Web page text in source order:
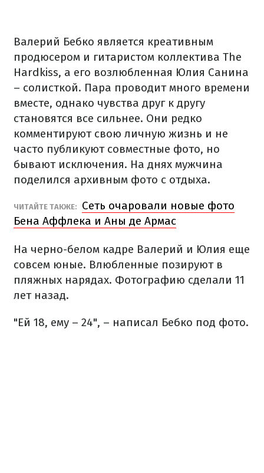
Валерий Бебко является креативным
продюсером и гитаристом коллектива The
Hardkiss, а его возлюбленная Юлия Санина
– солисткой. Пара проводит много времени
вместе, однако чувства друг к другу
становятся все сильнее. Они редко
комментируют свою личную жизнь и не
часто публикуют совместные фото, но
бывают исключения. На днях мужчина
поделился архивным фото с отдыха.
ЧИТАЙТЕ ТАКЖЕ:
Сеть очаровали новые фото
Бена Аффлека и Аны де Армас
На черно-белом кадре Валерий и Юлия еще
совсем юные. Влюбленные позируют в
пляжных нарядах. Фотографию сделали 11
лет назад.
"Ей 18, ему – 24", – написал Бебко под фото.